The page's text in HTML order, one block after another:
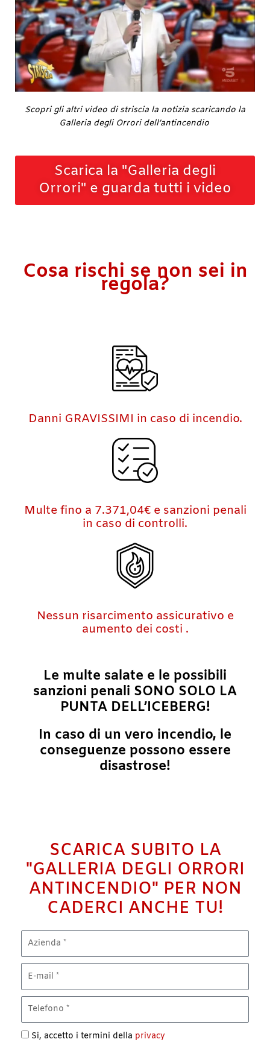
Scopri gli altri video di striscia la notizia scaricando la
Galleria degli Orrori dell’antincendio
Scarica la "Galleria degli
Orrori" e guarda tutti i video
Cosa rischi se non sei in
regola?
Danni GRAVISSIMI in caso di incendio.
Multe fino a 7.371,04€ e sanzioni penali
in caso di controlli.
Nessun risarcimento assicurativo e
aumento dei costi .
Le multe salate e le possibili
sanzioni penali SONO SOLO LA
PUNTA DELL’ICEBERG!
In caso di un vero incendio, le
conseguenze possono essere
disastrose!
SCARICA SUBITO LA
"GALLERIA DEGLI ORRORI
ANTINCENDIO" PER NON
CADERCI ANCHE TU!
i
n
a
l
l
e Si, accetto i termini della privacy